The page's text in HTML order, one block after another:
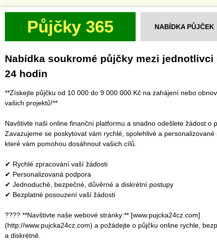
Půjčky 365 NABÍDKA PŮJČEK
Nabídka soukromé půjčky mezi jednotlivci
24 hodin
**Získejte půjčku od 10 000 do 9 000 000 Kč na zahájení nebo
vašich projektů!**
Navštivte naši online finanční platformu a snadno odešlete žádost o
Zavazujeme se poskytovat vám rychlé, spolehlivé a personalizované
které vám pomohou dosáhnout vašich cílů.
✔ Rychlé zpracování vaší žádosti
✔ Personalizovaná podpora
✔ Jednoduché, bezpečné, důvěrné a diskrétní postupy
✔ Bezplatné posouzení vaší žádosti
???? **Navštivte naše webové stránky:** [www.pujcka24cz.com]
(http://www.pujcka24cz.com) a požádejte o půjčku online rychle,
a diskrétně.